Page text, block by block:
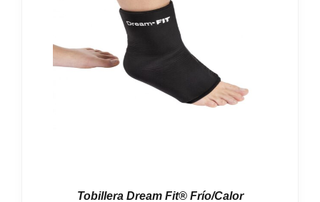
Tobillera Dream Fit® Frío/Calor